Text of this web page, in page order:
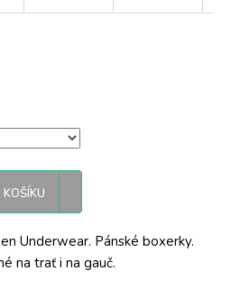
Underwear. Pánské boxerky.
na trať i na gauč.